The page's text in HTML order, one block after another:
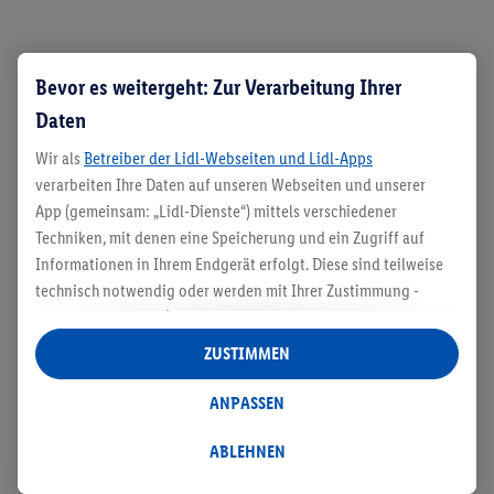
Um die richtige Größe zu ermitteln, sollten auf
jeden Fall die jeweiligenGrößentabellen
Herstellers herangezogen werden. Inlineskates
und Rollschuhe sollten möglichst eng am Fuß
sitzen, damit maximaler Halt gewährleistet wird.
Daher ist hier oftmals sowohl bei Kindern als auch
bei Erwachsenen nicht die normale Schuhgröße
die richtige, sondern eventuell eine halbe oder
ganze Nummer kleiner. Manche Modelle sind
, sodass sie mitwachsen und
Bevor es weitergeht: Zur Verarbeitung Ihrer
Daten
Wir als Betreiber der Lidl-Webseiten und Lidl-Apps
verarbeiten Ihre Daten auf unseren Webseiten und unserer
App (gemeinsam: „Lidl-Dienste“) mittels verschiedener
Techniken, mit denen eine Speicherung und ein Zugriff auf
Informationen in Ihrem Endgerät erfolgt. Diese sind teilweise
technisch notwendig oder werden mit Ihrer Zustimmung -
auch durch Partner (u.a.
Verantwortliche; im Zusammenhang mit dem IAB TCF
insgesamt
Statistik-Erstellung oder für personalisierte Werbung
Datenverarbeitungen für personalisierte Werbung werden
ABLEHNEN
ANPASSEN
ZUSTIMMEN